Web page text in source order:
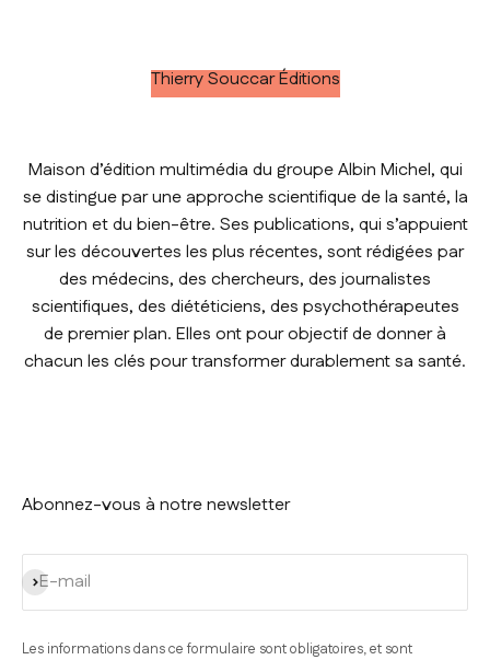
Thierry Souccar Éditions
Maison d’édition multimédia du groupe Albin Michel, qui
se distingue par une approche scientifique de la santé, la
nutrition et du bien-être. Ses publications, qui s’appuient
sur les découvertes les plus récentes, sont rédigées par
des médecins, des chercheurs, des journalistes
scientifiques, des diététiciens, des psychothérapeutes
de premier plan. Elles ont pour objectif de donner à
chacun les clés pour transformer durablement sa santé.
Abonnez-vous à notre newsletter
E-mail
S'inscrire
Les informations dans ce formulaire sont obligatoires, et sont